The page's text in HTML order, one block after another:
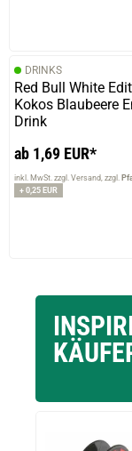
DRINKS
Red Bull White
Kokos Blaubeere
Drink
ab 1,69 EUR*
inkl. MwSt. zzgl. Versand zzgl.
+ 0,25 EUR